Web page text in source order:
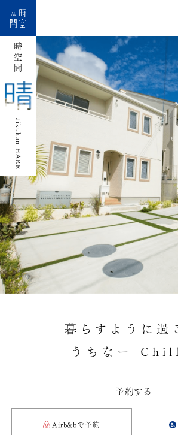
暮らすように過
うちなー
予約する
Airb&bで予約
時空間
Jikukan HARE